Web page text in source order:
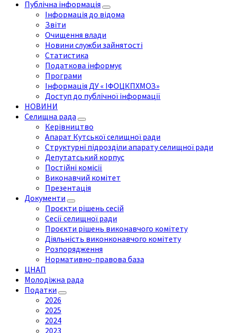
Публічна інформація
Інформація до відома
Звіти
Очищення влади
Новини служби зайнятості
Статистика
Податкова інформує
Програми
Інформація ДУ « ІФОЦКПХМОЗ»
Доступ до публічної інформації
НОВИНИ
Селищна рада
Керівництво
Апарат Кутської селищної ради
Структурні підрозділи апарату селищної ради
Депутатський корпус
Постійні комісії
Виконавчий комітет
Презентація
Документи
Проєкти рішень сесій
Сесії селищної ради
Проєкти рішень виконавчого комітету
Діяльність виконконавчого комітету
Розпорядження
Нормативно-правова база
ЦНАП
Молодіжна рада
Податки
2026
2025
2024
2023